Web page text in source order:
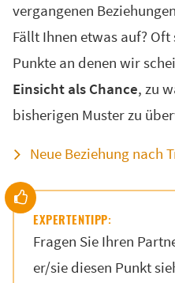
vergangenen
Fällt Ihnen etwas auf?
Punkte an denen wir
Einsicht als Chance, zu
bisherigen Muster zu
Neue Beziehung nach
EXPERTENTIPP:
Fragen Sie Ihren
er/sie diesen Punkt